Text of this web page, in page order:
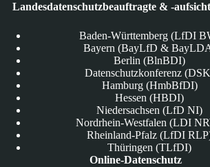
Landesdatenschutzbeauftragte & -
Baden-Württemberg (LfDI
Bayern (BayLfD &
Berlin (BlnBDI)
Datenschutzkonferenz
Hamburg (HmbBfDI)
Hessen (HBDI)
Niedersachsen (LfD NI)
Nordrhein-Westfalen (LDI
Rheinland-Pfalz (LfDI
Thüringen (TLfDI)
Online-Datenschutz